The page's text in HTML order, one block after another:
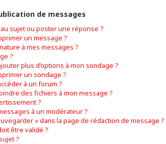
de messages
sujet ou poster une réponse ?
un message ?
à mes messages ?
?
plus d’options à mon sondage ?
un sondage ?
à un forum ?
des fichiers à mon message ?
?
à un modérateur ?
» dans la page de rédaction de message ?
être validé ?
?